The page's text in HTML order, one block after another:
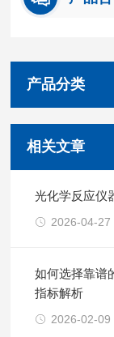
产品分类
相关文章
光化学反应仪
2026-04-27
如何选择靠谱
指标解析
2026-02-09